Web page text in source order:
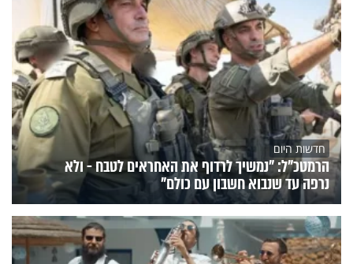
חדשות היום
הרמטכ"ל: "נמשיך לרדוף את האחראים לטבח - ולא
נרפה עד שנבוא חשבון עם כולם"